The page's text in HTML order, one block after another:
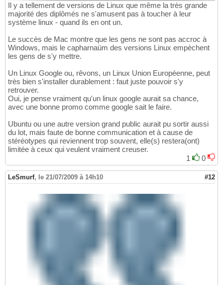
Il y a tellement de versions de Linux que même la très grande
majorité des diplômés ne s'amusent pas à toucher à leur
système linux - quand ils en ont un.
Le succès de Mac montre que les gens ne sont pas accroc à
Windows, mais le capharnaüm des versions Linux empèchent
les gens de s'y mettre.
Un Linux Google ou, rêvons, un Linux Union Européenne, peut
très bien s'installer durablement : faut juste pouvoir s'y
retrouver.
Oui, je pense vraiment qu'un linux google aurait sa chance,
avec une bonne promo comme google sait le faire.
Ubuntu ou une autre version grand public aurait pu sortir aussi
du lot, mais faute de bonne communication et à cause de
stéréotypes qui reviennent trop souvent, elle(s) restera(ont)
limitée à ceux qui veulent vraiment creuser.
1
0
LeSmurf, le 21/07/2009 à 14h10 #12